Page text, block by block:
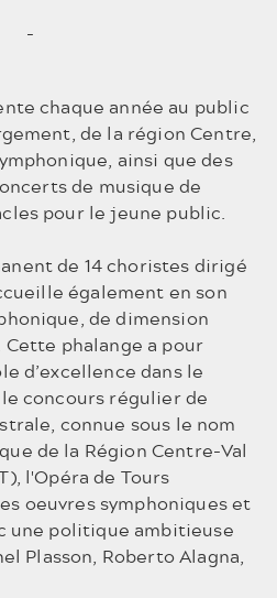
-
chaque année au public
de la région Centre,
ainsi que des
de musique de
pour le jeune public.
de 14 choristes dirigé
également en son
de dimension
phalange a pour
d’excellence dans le
concours régulier de
connue sous le nom
de la Région Centre-Val
l'Opéra de Tours
oeuvres symphoniques et
une politique ambitieuse
Plasson, Roberto Alagna,